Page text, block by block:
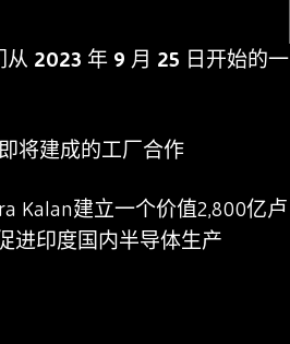
2023 年 9 月 25 日开始的一
将建成的工厂合作
Kalan建立一个价值2,800亿卢
进印度国内半导体生产